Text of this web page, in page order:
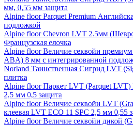
мм, 0,55 мм защита
Alpine floor Parquet Premium
подложкой
Alpine floor Chevron LVT 2.5мм
Французская елочка
Alpine floor Величие секвойи премиум
ABA) 8 мм с интегрированной
Norland Таинственная Сигрид LVT
плитка
Alpine floor Паркет LVT (Parquet LVT)
2,5 мм 0,5 защита
Alpine floor Величие секвойи LVT
клеевая LVT ECO 11 SPC 2,5 мм 0,55
Alpine floor Величие секвойи дикой